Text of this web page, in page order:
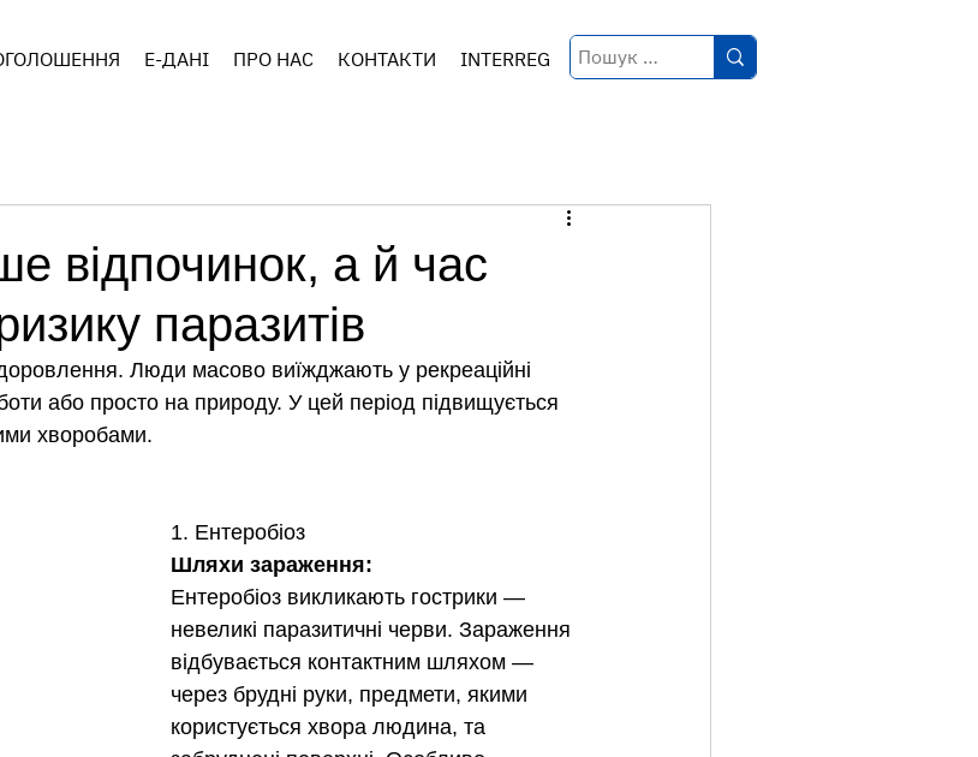
E-ДАНІ ПРО НАС КОНТАКТИ INTERREG
відпочинок, а й час
паразитів
Люди масово виїжджають у рекреаційні
або просто на природу. У цей період підвищується
хворобами.
1. Ентеробіоз
Шляхи зараження:
Ентеробіоз викликають гострики —
невеликі паразитичні черви. Зараження
відбувається контактним шляхом —
через брудні руки, предмети, якими
користується хвора людина, та